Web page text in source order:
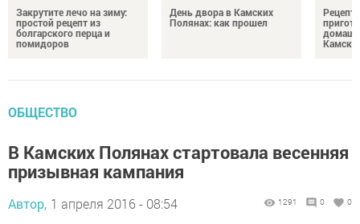
Закрутите лечо на зиму:
простой рецепт из
болгарского перца и
помидоров
День двора в Камских
Полянах: как прошел
ОБЩЕСТВО
В Камских Полянах стартовала весенняя
призывная кампания
Автор, 1 апреля 2016 - 08:54 1291 0 0